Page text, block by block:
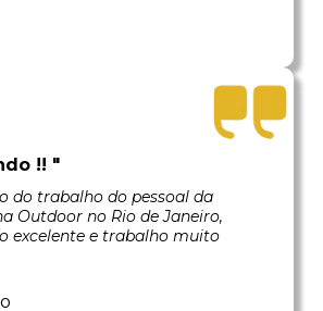
!! "
do trabalho do pessoal da
Outdoor no Rio de Janeiro,
excelente e trabalho muito